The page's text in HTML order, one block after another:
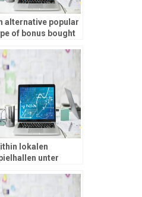
alternative popular
of bonus bought
is the
?10 score
spins’ campaign
lokalen
unter
Novoline oder
der